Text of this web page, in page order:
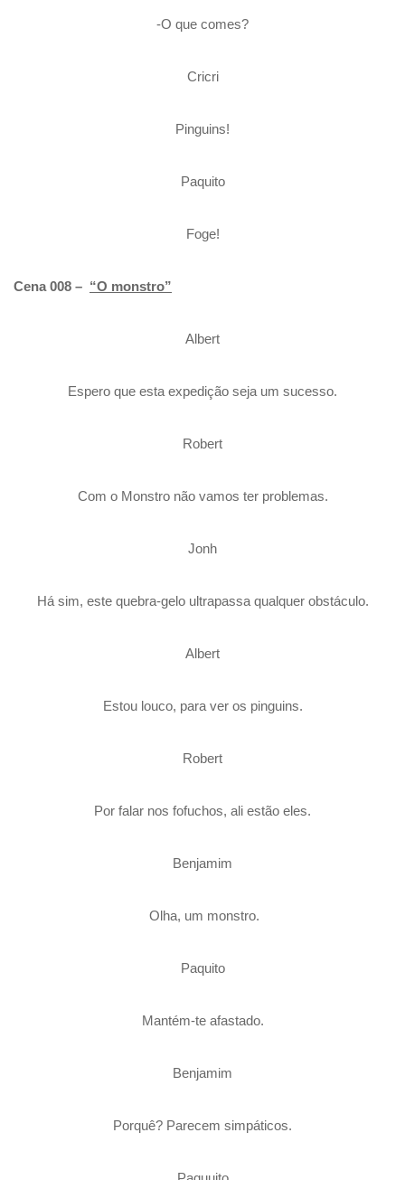
-O que comes?
Cricri
Pinguins!
Paquito
Foge!
Cena 008 – “O monstro”
Albert
Espero que esta expedição seja um sucesso.
Robert
Com o Monstro não vamos ter problemas.
Jonh
Há sim, este quebra-gelo ultrapassa qualquer obstáculo.
Albert
Estou louco, para ver os pinguins.
Robert
Por falar nos fofuchos, ali estão eles.
Benjamim
Olha, um monstro.
Paquito
Mantém-te afastado.
Benjamim
Porquê? Parecem simpáticos.